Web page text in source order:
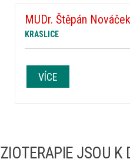
MUDr. Štěpán Nováček
KRASLICE
VÍCE
JSOU K